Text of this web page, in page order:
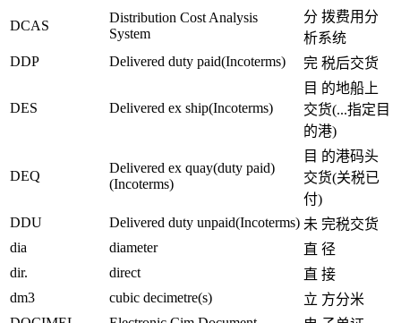
DCAS
Distribution Cost Analysis
System
分 拨费用分
析系统
DDP
Delivered duty paid(Incoterms) 完 税后交货
DES Delivered ex ship(Incoterms)
目 的地船上
交货(...指定目
的港)
DEQ
Delivered ex quay(duty paid)
(Incoterms)
目 的港码头
交货(关税已
付)
DDU
Delivered duty unpaid(Incoterms) 未 完税交货
dia
diameter
直 径
dir.
direct
直 接
dm3
cubic decimetre(s)
立 方分米